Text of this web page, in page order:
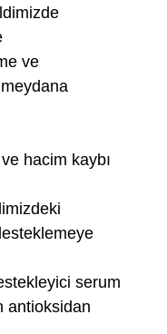
ve
hacim kaybı
serum
antioksidan